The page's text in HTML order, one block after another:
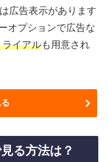
広告表示があります
オプションで広告な
イアルも用意され
る方法は？